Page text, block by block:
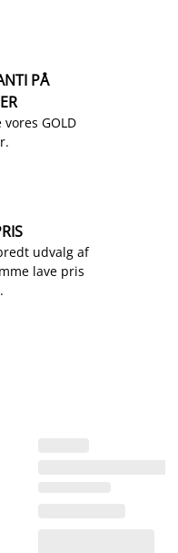
PÅ
GOLD
udvalg af
lave pris